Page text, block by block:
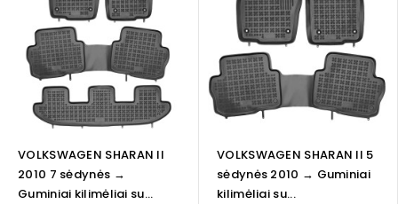
VOLKSWAGEN SHARAN II
2010 7 sėdynės →
Guminiai kilimėliai su...
VOLKSWAGEN SHARAN II 5
sėdynės 2010 → Guminiai
kilimėliai su...